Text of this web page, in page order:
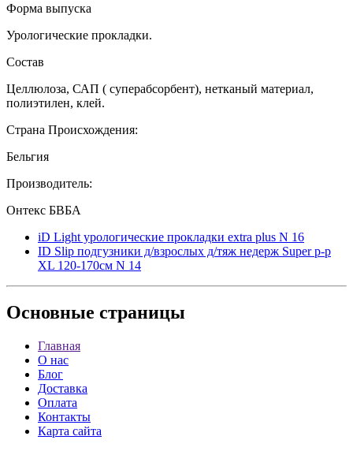
Форма выпуска
Урологические прокладки.
Состав
Целлюлоза, САП ( суперабсорбент), нетканый материал,
полиэтилен, клей.
Страна Происхождения:
Бельгия
Производитель:
Онтекс БВБА
iD Light урологические прокладки extra plus N 16
ID Slip подгузники д/взрослых д/тяж недерж Super р-р
XL 120-170см N 14
Основные страницы
Главная
О нас
Блог
Доставка
Оплата
Контакты
Карта сайта